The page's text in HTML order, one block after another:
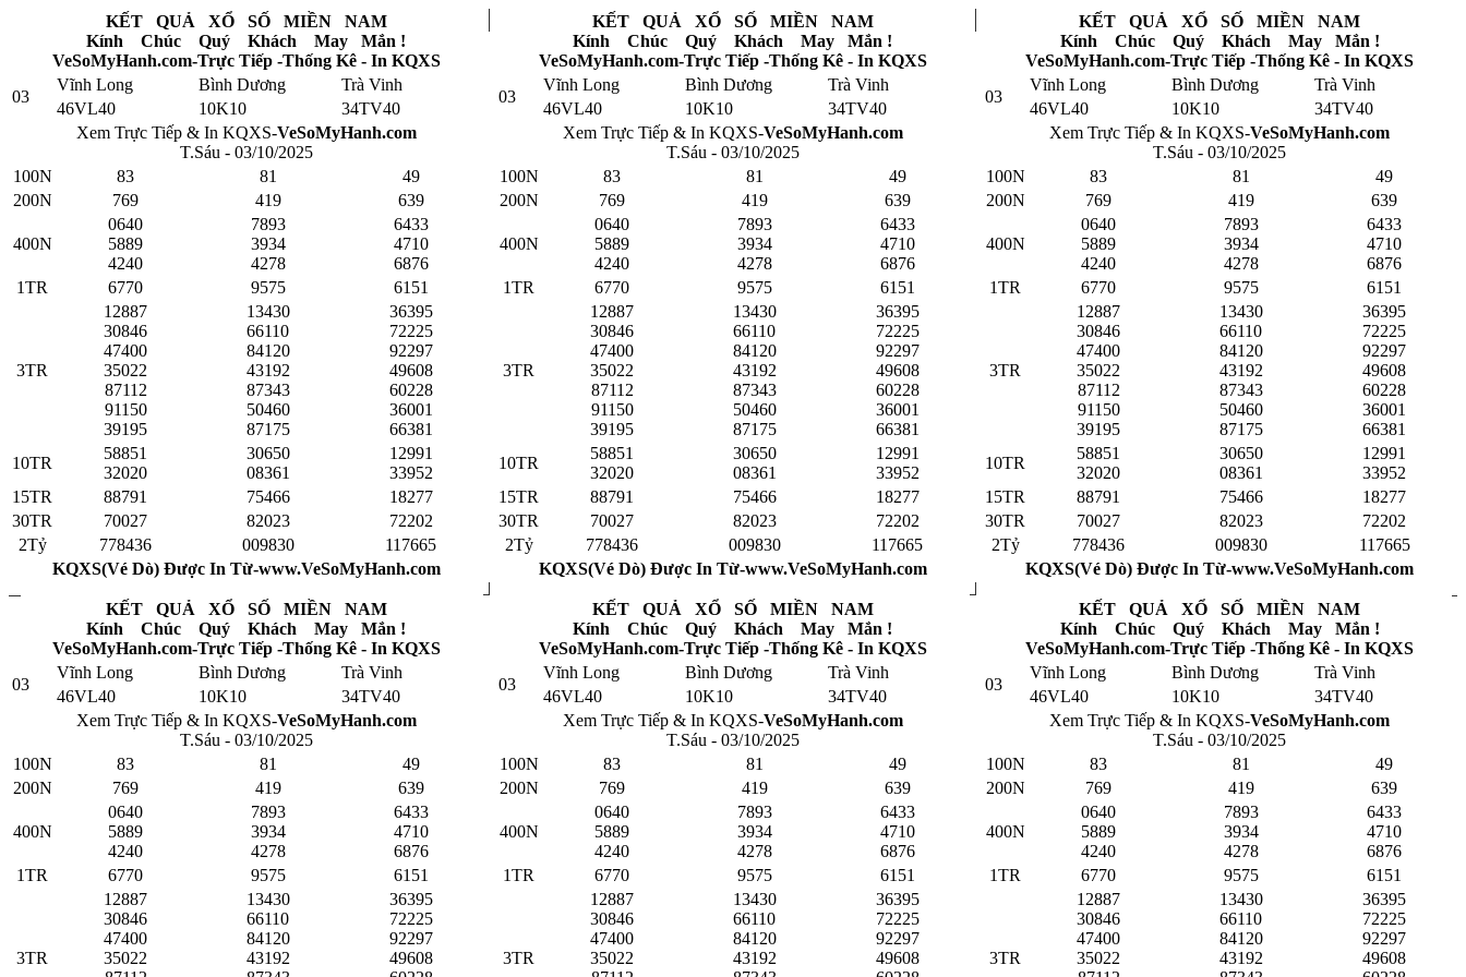
KẾT QUẢ XỔ SỐ MIỀN NAM
Kính Chúc Quý Khách May Mắn !
VeSoMyHanh.com-Trực Tiếp -Thống Kê - In KQXS
03
Vĩnh Long Bình Dương
Trà Vinh
46VL40
10K10
34TV40
Xem Trực Tiếp & In KQXS-VeSoMyHanh.com
T.Sáu - 03/10/2025
100N
83 81
49
200N
769 419 639
400N
0640
5889
4240
7893
3934
4278
6433
4710
6876
1TR
6770 9575 6151
3TR
12887
30846
47400
35022
87112
91150
39195
13430
66110
84120
43192
87343
50460
87175
36395
72225
92297
49608
60228
36001
66381
10TR
58851
32020
30650
08361
12991
33952
15TR
88791 75466
18277
30TR
70027 82023
72202
2Tỷ
778436 009830
117665
KQXS(Vé Dò) Được In Từ-www.VeSoMyHanh.com
KẾT QUẢ XỔ SỐ MIỀN NAM
Kính Chúc Quý Khách May Mắn !
VeSoMyHanh.com-Trực Tiếp -Thống Kê - In KQXS
03
Vĩnh Long Bình Dương
Trà Vinh
46VL40
10K10
34TV40
Xem Trực Tiếp & In KQXS-VeSoMyHanh.com
T.Sáu - 03/10/2025
100N
83 81
49
200N
769 419 639
400N
0640
5889
4240
7893
3934
4278
6433
4710
6876
1TR
6770 9575 6151
3TR
12887
30846
47400
35022
87112
91150
39195
13430
66110
84120
43192
87343
50460
87175
36395
72225
92297
49608
60228
36001
66381
10TR
58851
32020
30650
08361
12991
33952
15TR
88791 75466
18277
30TR
70027 82023
72202
2Tỷ
778436 009830
117665
KQXS(Vé Dò) Được In Từ-www.VeSoMyHanh.com
KẾT QUẢ XỔ SỐ MIỀN NAM
Kính Chúc Quý Khách May Mắn !
VeSoMyHanh.com-Trực Tiếp -Thống Kê - In KQXS
03
Vĩnh Long Bình Dương
Trà Vinh
46VL40
10K10
34TV40
Xem Trực Tiếp & In KQXS-VeSoMyHanh.com
T.Sáu - 03/10/2025
100N
83 81
49
200N
769 419 639
400N
0640
5889
4240
7893
3934
4278
6433
4710
6876
1TR
6770 9575 6151
3TR
12887
30846
47400
35022
87112
91150
39195
13430
66110
84120
43192
87343
50460
87175
36395
72225
92297
49608
60228
36001
66381
10TR
58851
32020
30650
08361
12991
33952
15TR
88791 75466
18277
30TR
70027 82023
72202
2Tỷ
778436 009830
117665
KQXS(Vé Dò) Được In Từ-www.VeSoMyHanh.com
KẾT QUẢ XỔ SỐ MIỀN NAM
Kính Chúc Quý Khách May Mắn !
VeSoMyHanh.com-Trực Tiếp -Thống Kê - In KQXS
03
Vĩnh Long Bình Dương
Trà Vinh
46VL40
10K10
34TV40
Xem Trực Tiếp & In KQXS-VeSoMyHanh.com
T.Sáu - 03/10/2025
100N
83 81
49
200N
769 419 639
400N
0640
5889
4240
7893
3934
4278
6433
4710
6876
1TR
6770 9575 6151
3TR
12887
30846
47400
35022
13430
66110
84120
43192
36395
72225
92297
49608
KẾT QUẢ XỔ SỐ MIỀN NAM
Kính Chúc Quý Khách May Mắn !
VeSoMyHanh.com-Trực Tiếp -Thống Kê - In KQXS
03
Vĩnh Long Bình Dương
Trà Vinh
46VL40
10K10
34TV40
Xem Trực Tiếp & In KQXS-VeSoMyHanh.com
T.Sáu - 03/10/2025
100N
83 81
49
200N
769 419 639
400N
0640
5889
4240
7893
3934
4278
6433
4710
6876
1TR
6770 9575 6151
3TR
12887
30846
47400
35022
13430
66110
84120
43192
36395
72225
92297
49608
KẾT QUẢ XỔ SỐ MIỀN NAM
Kính Chúc Quý Khách May Mắn !
VeSoMyHanh.com-Trực Tiếp -Thống Kê - In KQXS
03
Vĩnh Long Bình Dương
Trà Vinh
46VL40
10K10
34TV40
Xem Trực Tiếp & In KQXS-VeSoMyHanh.com
T.Sáu - 03/10/2025
100N
83 81
49
200N
769 419 639
400N
0640
5889
4240
7893
3934
4278
6433
4710
6876
1TR
6770 9575 6151
3TR
12887
30846
47400
35022
13430
66110
84120
43192
36395
72225
92297
49608